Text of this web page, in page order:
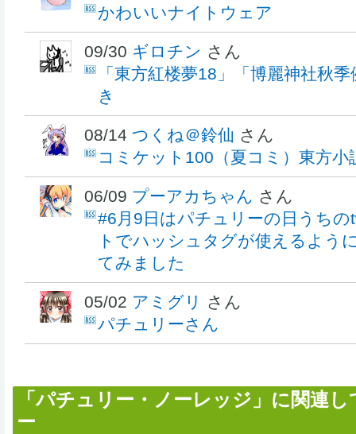
かわいいナイトウェア
09/30 ギロチン さん
「東方紅楼夢18」「博麗神社秋
き
08/14 つくね＠鈴仙 さん
コミケット100（夏コミ）東方
06/09 プーアカちゃん さん
#6月9日はパチュリーの日うち
トでハッシュタグが使えるよう
てみました
05/02 アミグリ
さん
パチュリーさん
「パチュリー・ノーレッジ」に関連
ー